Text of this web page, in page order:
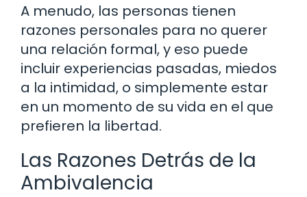
A menudo, las personas tienen
razones personales para no querer
una relación formal, y eso puede
incluir experiencias pasadas, miedos
a la intimidad, o simplemente estar
en un momento de su vida en el que
prefieren la libertad.
Las Razones Detrás de la
Ambivalencia